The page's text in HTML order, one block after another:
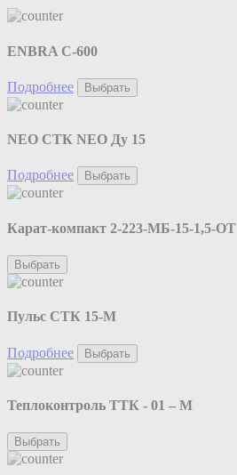
ENBRA C-600
Подробнее Выбрать
NEO CТК NEO Ду 15
Подробнее Выбрать
Карат-компакт 2-223-МБ-15-1,5-ОТ
Выбрать
Пульс СТК 15-М
Подробнее Выбрать
Теплоконтроль ТТК - 01 – М
Выбрать